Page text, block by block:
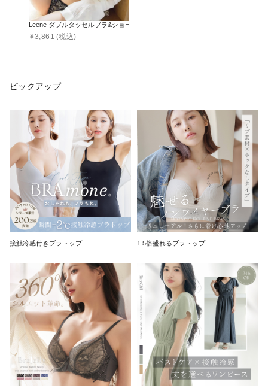
Leene ダブルタッセルブラ&ショーツセット / 痛くない脇高谷間ブラ
¥3,861 (税込)
ピックアップ
接触冷感付きブラトップ 1.5倍盛れるブラトップ